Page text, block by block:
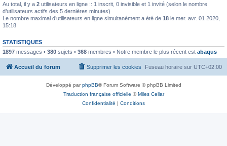
Au total, il y a 2 utilisateurs en ligne :: 1 inscrit, 0 invisible et 1 invité (selon le nombre
d’utilisateurs actifs des 5 dernières minutes)
Le nombre maximal d’utilisateurs en ligne simultanément a été de 18 le mer. avr. 01 2020,
15:18
STATISTIQUES
1897 messages • 380 sujets • 368 membres • Notre membre le plus récent est abaqus
Accueil du forum Fuseau horaire sur UTC+02:00
Supprimer les cookies
Développé parphpBB® Forum Software © phpBB Limited
Traduction française officielle ©Miles Cellar
Confidentialité | Conditions